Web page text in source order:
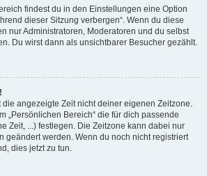
findest du in den Einstellungen eine Option
dieser Sitzung verbergen“. Wenn du diese
nur Administratoren, Moderatoren und du selbst
Du wirst dann als unsichtbarer Besucher gezählt.
angezeigte Zeit nicht deiner eigenen Zeitzone.
„Persönlichen Bereich“ die für dich passende
Zeit, ...) festlegen. Die Zeitzone kann dabei nur
geändert werden. Wenn du noch nicht registriert
dies jetzt zu tun.